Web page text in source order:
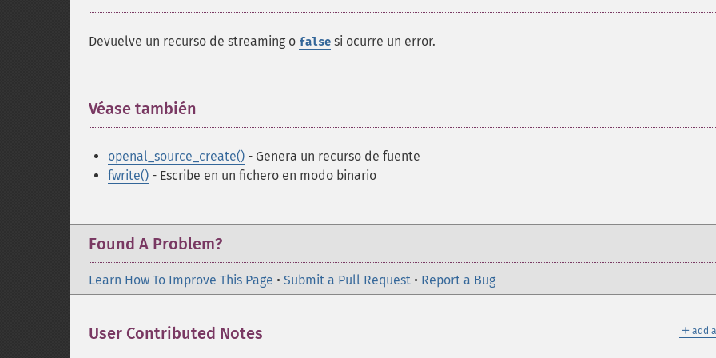
Devuelve un recurso de streaming o false si ocurre un error.
Véase también
openal_source_create() - Genera un recurso de fuente
fwrite() - Escribe en un fichero en modo binario
Found A Problem?
Learn How To Improve This Page • Submit a Pull Request • Report a Bug
＋ add
User Contributed Notes